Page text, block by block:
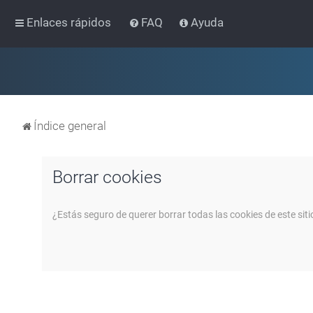
Enlaces rápidos FAQ Ayuda
Índice general
Borrar cookies
¿Estás seguro de querer borrar todas las cookies de este